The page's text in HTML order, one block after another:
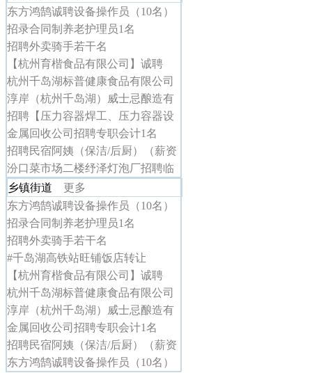
东方鸿鹄诚聘设备操作员（10名）
招录合同制养老护理员1名
招聘外卖骑手若干名
【杭州育楷食品有限公司】诚聘
杭州千岛湖标普健康食品有限公司
诚聘
淳岸（杭州千岛湖）威士忌酿造有
限公司招聘
招聘【压力容器焊工、压力容器设
计绘图、车床工
金属回收公司招聘专职会计1名
招聘民宿阿姨（保洁/后厨）（薪资
4K+节假日福利）】
汾口菜市场二楼纾泽灯泡厂招聘临
时工
乡镇街道 更多
东方鸿鹄诚聘设备操作员（10名）
招录合同制养老护理员1名
招聘外卖骑手若干名
#千岛湖高铁站旺铺饭店转让
【杭州育楷食品有限公司】诚聘
杭州千岛湖标普健康食品有限公司
诚聘
淳岸（杭州千岛湖）威士忌酿造有
限公司招聘
金属回收公司招聘专职会计1名
招聘民宿阿姨（保洁/后厨）（薪资
4K+节假日福利）】
东方鸿鹄诚聘设备操作员（10名）